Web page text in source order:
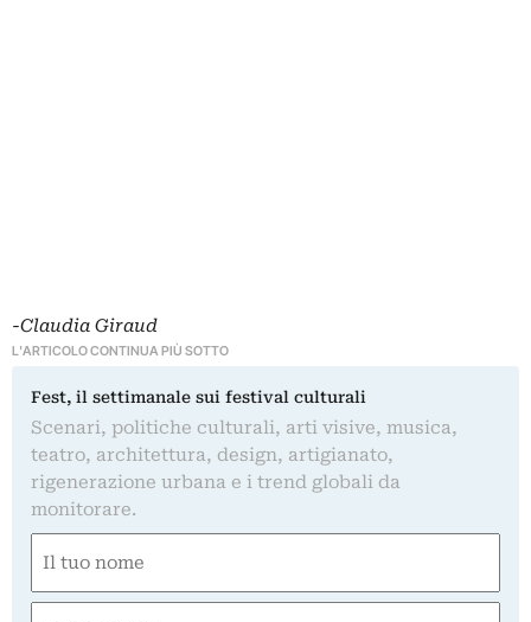
-Claudia Giraud
L'ARTICOLO CONTINUA PIÙ SOTTO
Fest, il settimanale sui festival culturali
Scenari, politiche culturali, arti visive, musica,
teatro, architettura, design, artigianato,
rigenerazione urbana e i trend globali da
monitorare.
(Required)
First